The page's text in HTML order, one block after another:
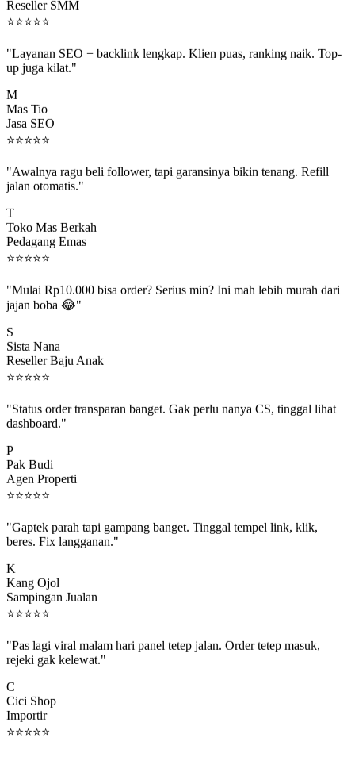
⭐⭐⭐⭐⭐
up juga kilat."
Mas Tio
Jasa SEO
⭐⭐⭐⭐⭐
jalan otomatis."
Toko Mas Berkah
Pedagang Emas
⭐⭐⭐⭐⭐
jajan boba 😂"
Sista Nana
Reseller Baju Anak
⭐⭐⭐⭐⭐
dashboard."
Pak Budi
Agen Properti
⭐⭐⭐⭐⭐
beres. Fix langganan."
Kang Ojol
Sampingan Jualan
⭐⭐⭐⭐⭐
rejeki gak kelewat."
Cici Shop
Importir
⭐⭐⭐⭐⭐